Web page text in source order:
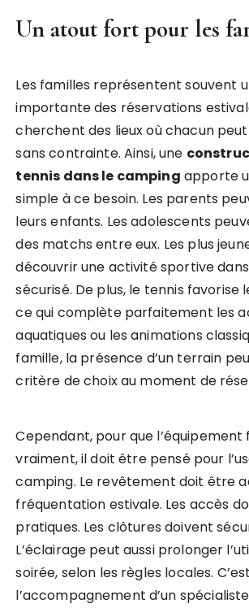
Un atout fort pour les
Les familles représentent souvent
importante des réservations
cherchent des lieux où chacun
sans contrainte. Ainsi, une
tennis dans le camping apporte
simple à ce besoin. Les parents
leurs enfants. Les adolescents
des matchs entre eux. Les plus
découvrir une activité sportive
sécurisé. De plus, le tennis favorise
ce qui complète parfaitement les
aquatiques ou les animations
famille, la présence d’un terrain
critère de choix au moment de
Cependant, pour que
vraiment, il doit être pensé pour
camping. Le revêtement doit être
fréquentation estivale. Les accès
pratiques. Les clôtures doivent
L’éclairage peut aussi prolonger
soirée, selon les règles locales.
l’accompagnement d’un